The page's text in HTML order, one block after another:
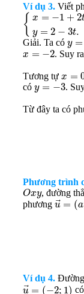
Ví dụ 3. Viết
{ x = −1 + 2
y = 2 − 3t.
Giải. Ta có y =
x = −2. Suy
Tương tự x =
có y = −3.
Từ đây ta có
Phương trình
Oxy, đường
phương u⃗ = (a
Ví dụ 4.
u⃗ = (−2; 1)